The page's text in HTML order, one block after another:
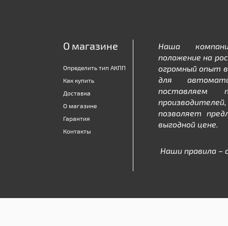
О магазине
Определить тип АКПП
Как купить
Доставка
О магазине
Гарантия
Контакты
Наша
положение на
огромный опыт
для
поставляем
позволяет
выгодной цене.
Наши правила –